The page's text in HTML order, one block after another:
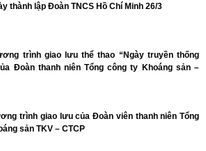
thành lập Đoàn TNCS Hồ Chí Minh 26/3
trình giao lưu thể thao “Ngày truyền thống
Đoàn thanh niên Tổng công ty Khoáng sản –
trình giao lưu của Đoàn viên thanh niên Tổng
sản TKV – CTCP